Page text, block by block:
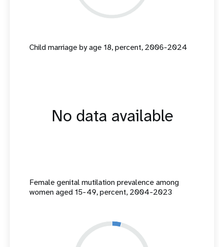
Child marriage by age 18, percent, 2006-2024
No data available
Female genital mutilation prevalence among
women aged 15-49, percent, 2004-2023